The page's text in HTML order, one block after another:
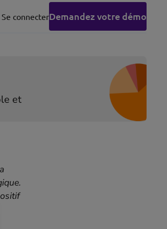
Se connecter
(opens
Demandez votre démo
et